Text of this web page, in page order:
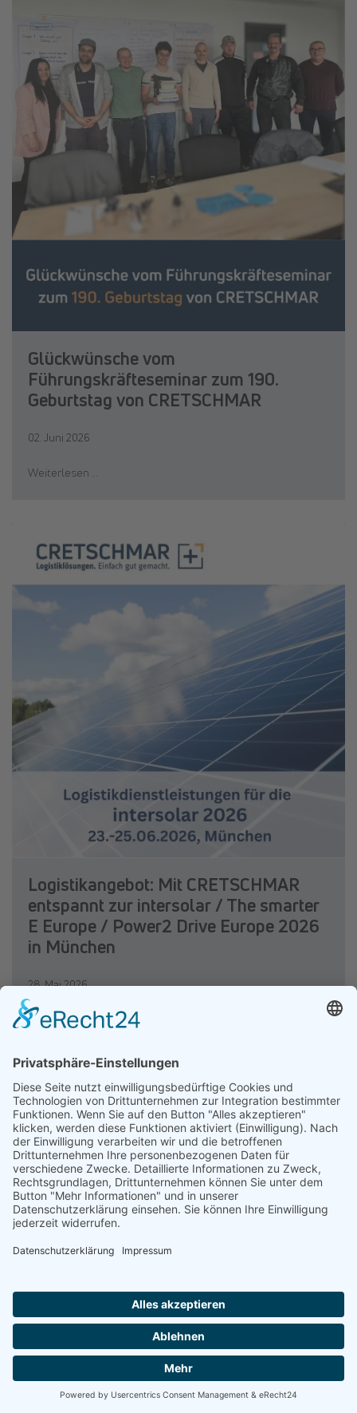
Glückwünsche vom
Führungskräfteseminar zum 190.
Geburtstag von CRETSCHMAR
02. Juni 2026
Weiterlesen …
Logistikangebot: Mit CRETSCHMAR
entspannt zur intersolar / The smarter
E Europe / Power2 Drive Europe 2026
in München
28. Mai 2026
Weiterlesen …